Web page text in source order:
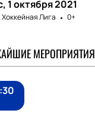
октября 2021
Лига
0+
МЕРОПРИЯТИЯ